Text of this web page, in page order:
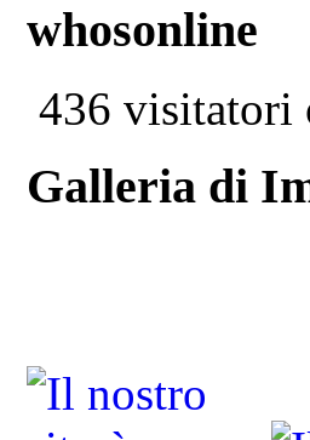
whosonline
436 visitatori
Galleria di